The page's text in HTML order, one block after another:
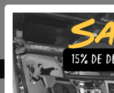
Envío Gratis a todo Chile